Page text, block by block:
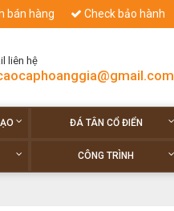
bán hàng Check bảo hành
liên hệ
ĐÁ TÂN CỔ ĐIỂN
CÔNG TRÌNH